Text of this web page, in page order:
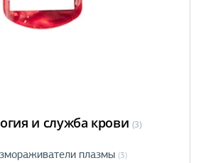
и служба крови (3)
плазмы (3)